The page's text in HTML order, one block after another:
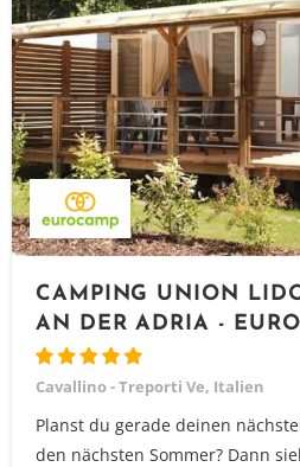
CAMPING UNION
AN DER ADRIA -
Cavallino - Treporti Ve, Italien
Planst du gerade deinen
den nächsten Sommer? Dann